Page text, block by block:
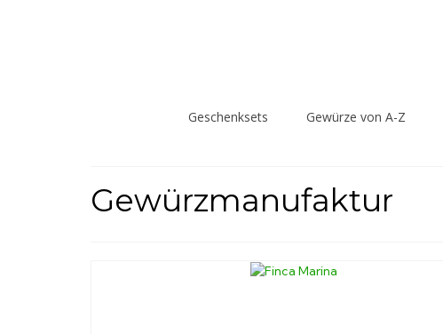
Geschenksets Gewürze von A-Z
Gewürzmanufaktur